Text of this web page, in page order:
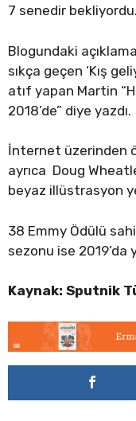
7 senedir bekliyordu.
Blogundaki
sıkça geçen ‘Kış
atıf yapan Martin
2018’de” diye yazdı.
İnternet üzerinden
ayrıca Doug
beyaz illüstrasyon
38 Emmy Ödülü
sezonu ise 2019’da
Kaynak: Sputnik